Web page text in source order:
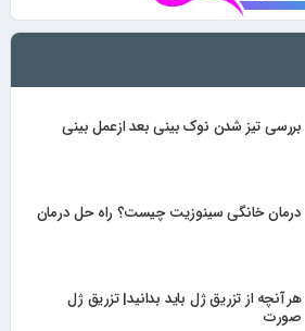
بررسی تیز شدن نوک بینی بعد ازعمل بینی
درمان خانگی سینوزیت چیست؟ راه حل درمان
هر آنچه از تزریق ژل باید بدانید| تزریق ژل
صورت